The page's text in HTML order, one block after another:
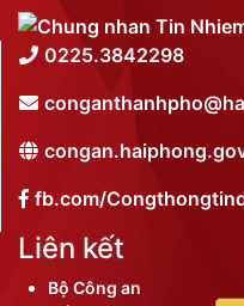
0225.3842298
fb.com/
Liên kết
Bộ Công an